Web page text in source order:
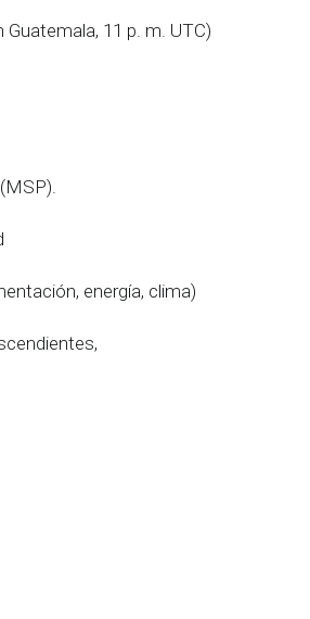
Guatemala, 11 p. m. UTC)
energía, clima)